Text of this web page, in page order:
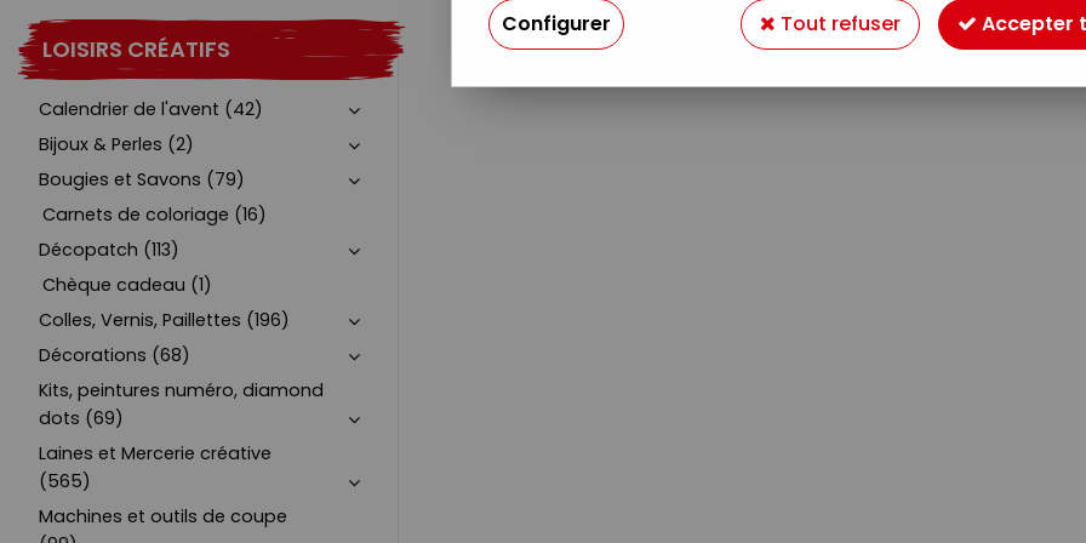
LOISIRS CRÉATIFS
Calendrier de l'avent (42)
Bijoux & Perles (2)
Bougies et Savons (79)
Carnets de coloriage (16)
Décopatch (113)
Chèque cadeau (1)
Colles, Vernis, Paillettes (196)
Décorations (68)
Kits, peintures numéro, diamond
dots (69)
Laines et Mercerie créative
(565)
Machines et outils de coupe
Configurer Tout refuser Accepter